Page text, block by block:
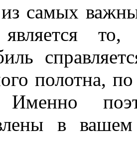
самых
то,
полотна,
Именно
в